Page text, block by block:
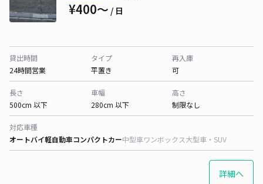
¥400〜 / 日
貸出時間
24時間営業
タイプ
平置き
再入庫
可
長さ
500cm 以下
車幅
280cm 以下
高さ
制限なし
対応車種
オートバイ軽自動車コンパクトカー中型車ワンボックス大型車・SUV
詳細へ